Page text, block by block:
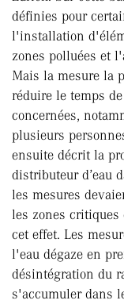
définies pour
l'installation
zones polluées et
Mais la mesure la
réduire le temps
concernées,
plusieurs
ensuite décrit la
distributeur d’eau
les mesures
les zones critiques
cet effet. Les
l'eau dégaze en
désintégration du
s'accumuler dans